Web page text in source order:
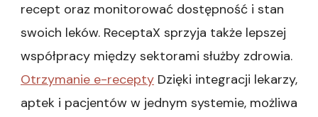
recept oraz monitorować dostępność i stan
swoich leków. ReceptaX sprzyja także lepszej
współpracy między sektorami służby zdrowia.
Otrzymanie e-recepty Dzięki integracji lekarzy,
aptek i pacjentów w jednym systemie, możliwa